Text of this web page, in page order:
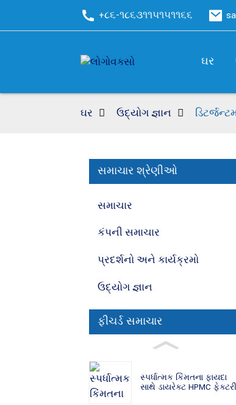
+૮૬-૧૮૬૩૧૧૫૧૫૧૧૬૬
ઘર
ઘર ઉદ્યોગ જ્ઞાન
સમાચાર શ્રેણીઓ
સમાચાર
કંપની સમાચાર
પ્રદર્શનો અને કાર્યક્રમો
ઉદ્યોગ જ્ઞાન
ફીચર્ડ સમાચાર
સ્પર્ધાત્મક કિંમતના ફાયદા
સાથે ડાયરેક્ટ HPMC ફેક્ટરી